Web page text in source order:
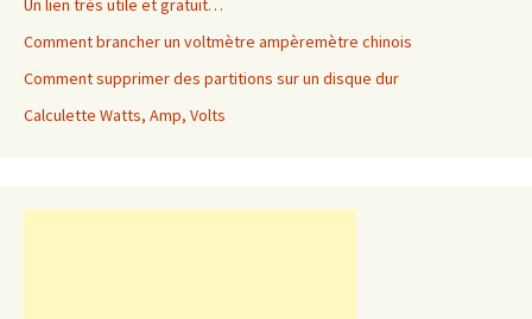
Un lien très utile et gratuit…
Comment brancher un voltmètre ampèremètre chinois
Comment supprimer des partitions sur un disque dur
Calculette Watts, Amp, Volts